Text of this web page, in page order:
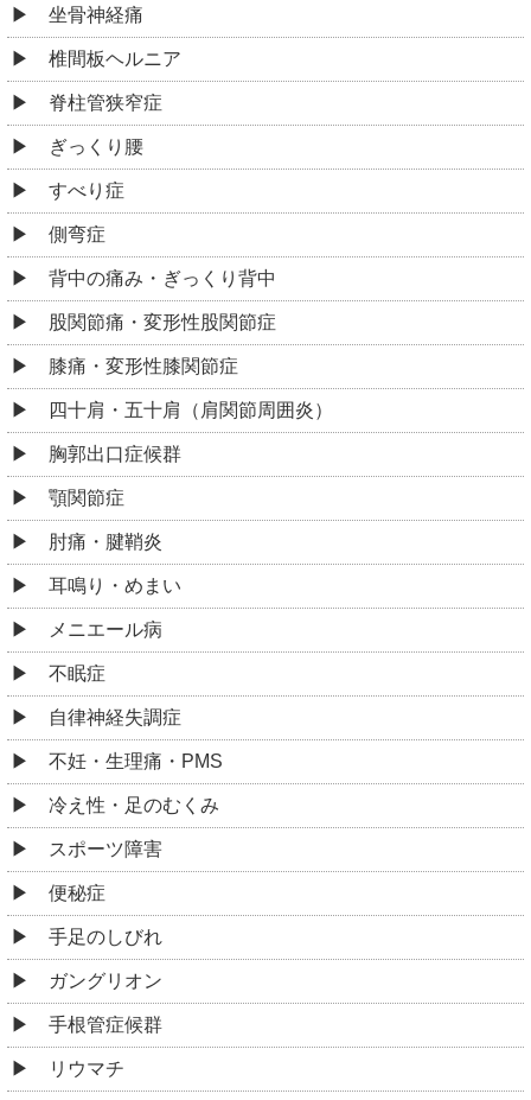
坐骨神経痛
椎間板ヘルニア
脊柱管狭窄症
ぎっくり腰
すべり症
側弯症
背中の痛み・ぎっくり背中
股関節痛・変形性股関節症
膝痛・変形性膝関節症
四十肩・五十肩（肩関節周囲炎）
胸郭出口症候群
顎関節症
肘痛・腱鞘炎
耳鳴り・めまい
メニエール病
不眠症
自律神経失調症
不妊・生理痛・PMS
冷え性・足のむくみ
スポーツ障害
便秘症
手足のしびれ
ガングリオン
手根管症候群
リウマチ